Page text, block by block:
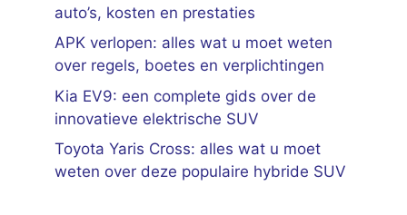
auto’s, kosten en prestaties
APK verlopen: alles wat u moet weten
over regels, boetes en verplichtingen
Kia EV9: een complete gids over de
innovatieve elektrische SUV
Toyota Yaris Cross: alles wat u moet
weten over deze populaire hybride SUV